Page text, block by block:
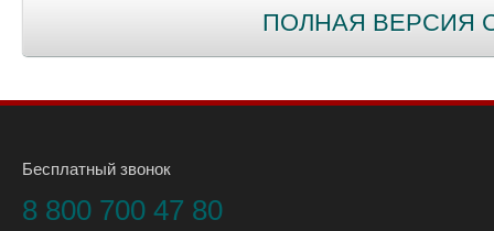
ПОЛНАЯ ВЕРСИЯ
Бесплатный звонок
8 800 700 47 80